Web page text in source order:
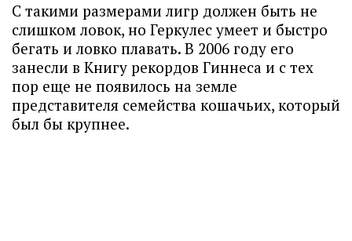
С такими размерами лигр должен быть не
слишком ловок, но Геркулес умеет и быстро
бегать и ловко плавать. В 2006 году его
занесли в Книгу рекордов Гиннеса и с тех
пор еще не появилось на земле
представителя семейства кошачьих, который
был бы крупнее.